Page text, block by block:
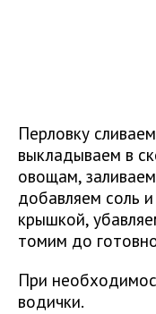
Перловку
выкладываем в
овощам,
добавляем соль
крышкой,
томим до
При
водички.